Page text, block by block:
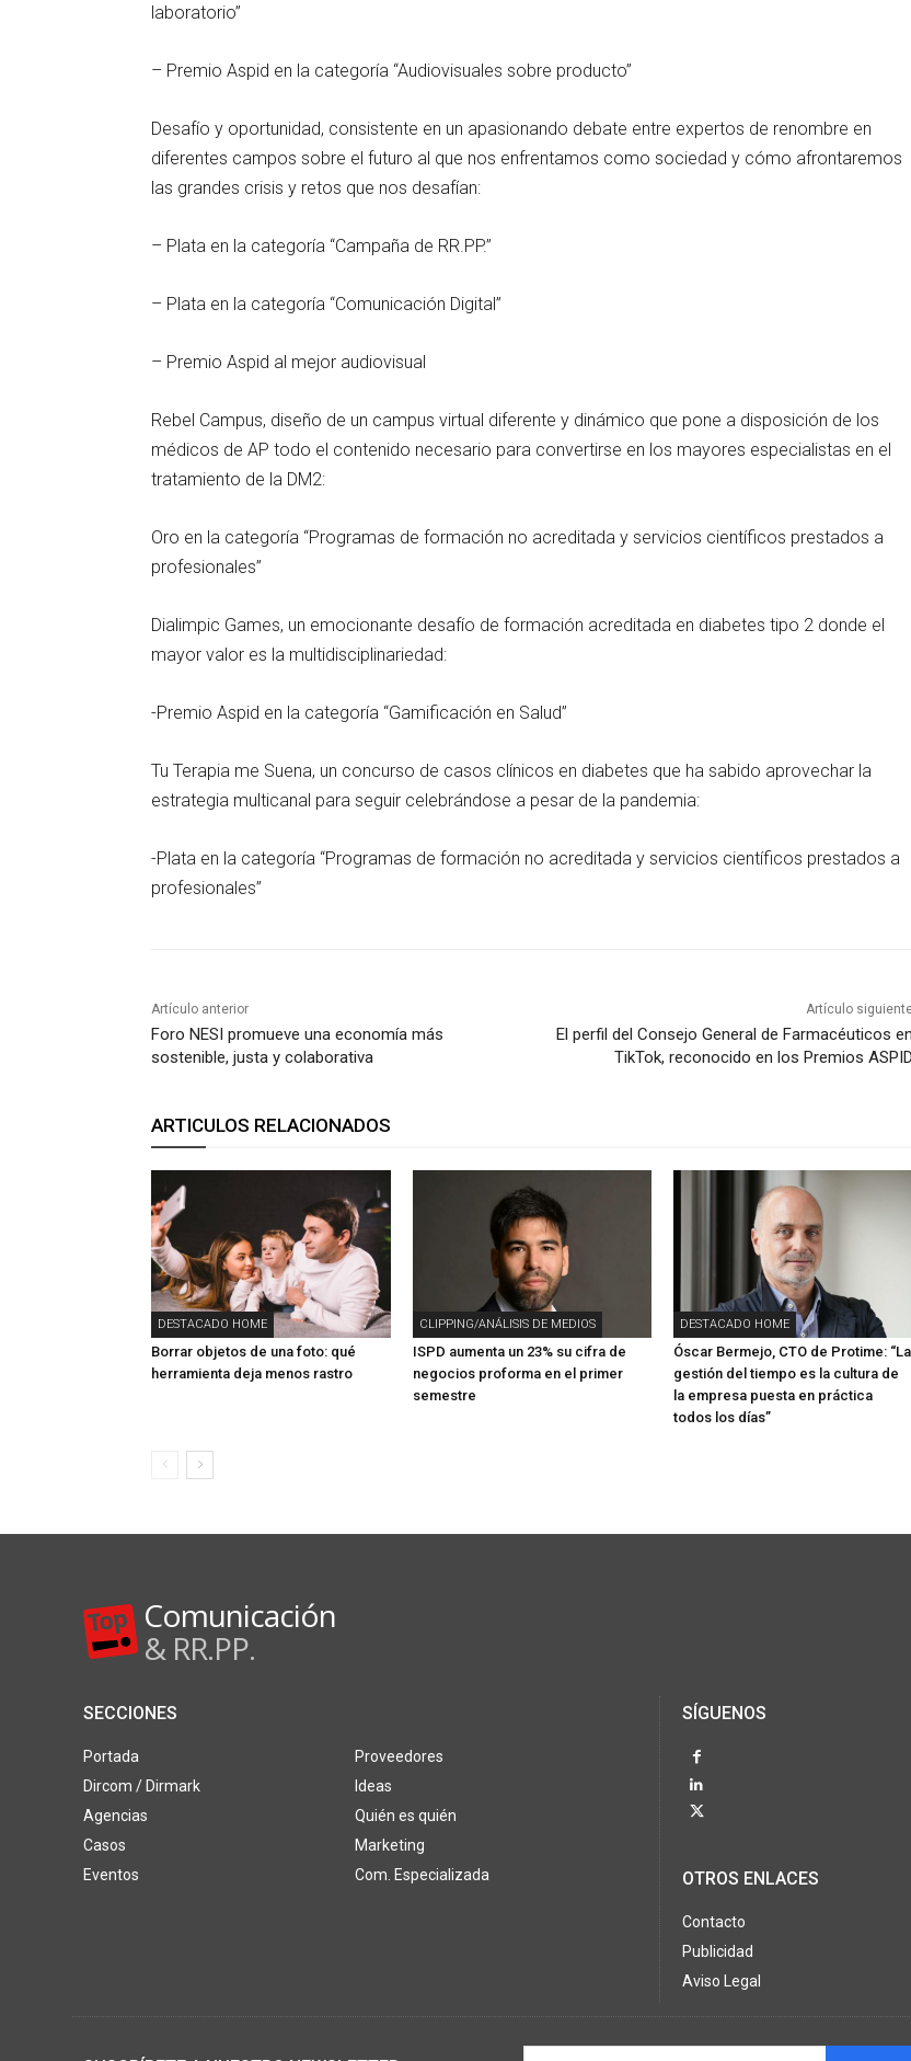
laboratorio”
– Premio Aspid en la categoría “Audiovisuales sobre producto”
Desafío y oportunidad, consistente en un apasionando debate entre expertos de renombre en
diferentes campos sobre el futuro al que nos enfrentamos como sociedad y cómo afrontaremos
las grandes crisis y retos que nos desafían:
– Plata en la categoría “Campaña de RR.PP.”
– Plata en la categoría “Comunicación Digital”
– Premio Aspid al mejor audiovisual
Rebel Campus, diseño de un campus virtual diferente y dinámico que pone a disposición de los
médicos de AP todo el contenido necesario para convertirse en los mayores especialistas en el
tratamiento de la DM2:
Oro en la categoría “Programas de formación no acreditada y servicios científicos prestados a
profesionales”
Dialimpic Games, un emocionante desafío de formación acreditada en diabetes tipo 2 donde el
mayor valor es la multidisciplinariedad:
-Premio Aspid en la categoría “Gamificación en Salud”
Tu Terapia me Suena, un concurso de casos clínicos en diabetes que ha sabido aprovechar la
estrategia multicanal para seguir celebrándose a pesar de la pandemia:
-Plata en la categoría “Programas de formación no acreditada y servicios científicos prestados a
profesionales”
Artículo anterior
Foro NESI promueve una economía más
sostenible, justa y colaborativa
Artículo
El perfil del Consejo General de Farmacéuticos en
TikTok, reconocido en los Premios ASPID
ARTICULOS RELACIONADOS
DESTACADO HOME
Borrar objetos de una foto: qué
herramienta deja menos rastro
CLIPPING/ANÁLISIS DE MEDIOS
ISPD aumenta un 23% su cifra de
negocios proforma en el primer
semestre
DESTACADO HOME
Óscar Bermejo, CTO de Protime: “La
gestión del tiempo es la cultura de
la empresa puesta en práctica
todos los días”
Comunicación
& RR.PP.
SECCIONES
Portada
Dircom / Dirmark
Agencias
Casos
Eventos
Proveedores
Ideas
Quién es quién
Marketing
Com. Especializada
SÍGUENOS
OTROS ENLACES
Contacto
Publicidad
Aviso Legal